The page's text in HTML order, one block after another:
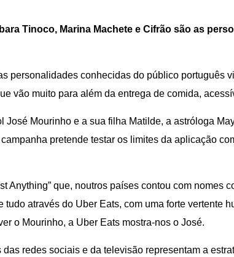
Tinoco, Marina Machetee Cifrãosão as
personalidades conhecidas do público português
vão muito para além da entrega de comida,
Mourinho e a sua filha Matilde, a astróloga
pretende testar os limites da aplicação
Anything” que, noutros países contou com nomes
através do Uber Eats, com uma forte vertente
o Mourinho, a Uber Eats mostra-nos o José.
redes sociais e da televisão representam a